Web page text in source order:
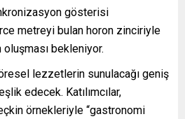
gösterisi
metreyi bulan horon zinciriyle
bekleniyor.
lezzetlerin sunulacağı geniş
edecek. Katılımcılar,
örnekleriyle “gastronomi